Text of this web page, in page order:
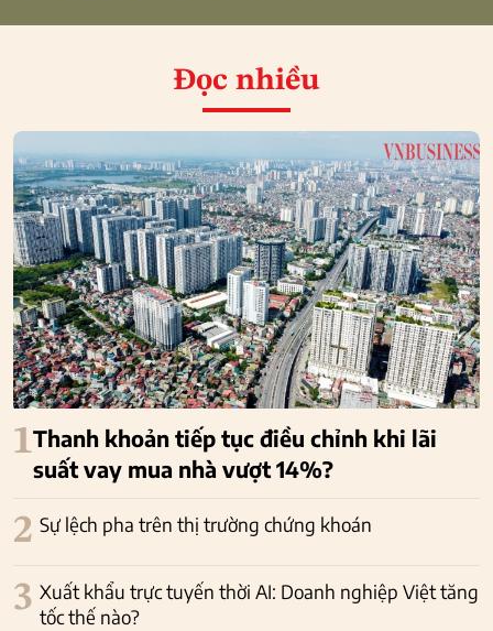
Đọc nhiều
1Thanh khoản tiếp tục điều chỉnh khi lãi
suất vay mua nhà vượt 14%?
2 Sự lệch pha trên thị trường chứng khoán
3 Xuất khẩu trực tuyến thời AI: Doanh nghiệp Việt tăng
tốc thế nào?